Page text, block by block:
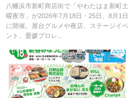
連続開催
八幡浜市新町商店街で「やわたはま新町土
曜夜市」が2026年7月18日・25日、8月1日
に開催。屋台グルメや夜店、ステージイベ
ント、愛媛プロレ...